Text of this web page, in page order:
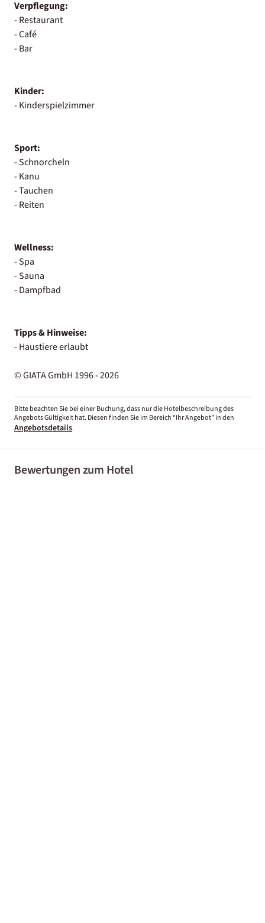
Verpflegung:
- Restaurant
- Café
- Bar
Kinder:
- Kinderspielzimmer
Sport:
- Schnorcheln
- Kanu
- Tauchen
- Reiten
Wellness:
- Spa
- Sauna
- Dampfbad
Tipps & Hinweise:
- Haustiere erlaubt
© GIATA GmbH 1996 - 2026
Bitte beachten Sie bei einer Buchung, dass nur die Hotelbeschreibung des
Angebots Gültigkeit hat. Diesen finden Sie im Bereich “Ihr Angebot” in den
Angebotsdetails.
Bewertungen zum Hotel